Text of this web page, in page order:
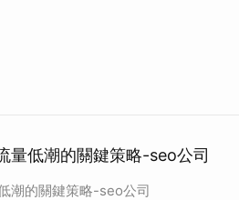
量低潮的關鍵策略-seo公司
潮的關鍵策略-seo公司